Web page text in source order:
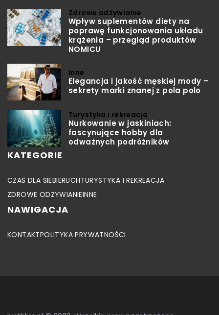
Zdrowe odżywianie
Wpływ suplementów diety na
poprawę funkcjonowania układu
krążenia – przegląd produktów
NOMICU
Inne
Elegancja i jakość męskiej mody –
sekrety marki znanej z pola polo
Turystyka i rekreacja
Nurkowanie w jaskiniach:
fascynujące hobby dla
odważnych podróżników
KATEGORIE
CZAS DLA SIEBIERUCHTURYSTYKA I REKREACJA
ZDROWE ODŻYWIANIEINNE
NAWIGACJA
KONTAKTPOLITYKA PRYWATNOŚCI